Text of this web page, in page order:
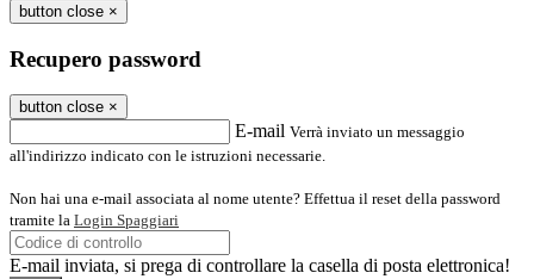
button close ×
Recupero password
button close ×
E-mail Verrà inviato un messaggio
all'indirizzo indicato con le istruzioni necessarie.
Non hai una e-mail associata al nome utente? Effettua il reset della password
tramite la Login Spaggiari
E-mail inviata, si prega di controllare la casella di posta elettronica!